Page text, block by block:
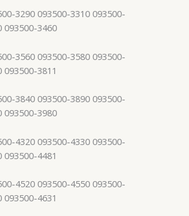
3290 093500-3310 093500-
093500-3460
3560 093500-3580 093500-
093500-3811
3840 093500-3890 093500-
093500-3980
4320 093500-4330 093500-
093500-4481
4520 093500-4550 093500-
093500-4631